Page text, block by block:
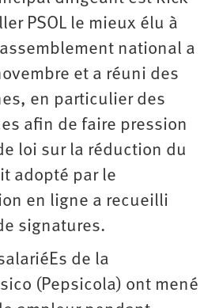
PSOL le mieux élu à
national a
et a réuni des
en particulier des
afin de faire pression
loi sur la réduction du
adopté par le
en ligne a recueilli
signatures.
de la
(Pepsicola) ont mené